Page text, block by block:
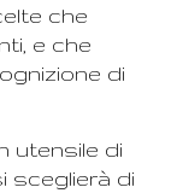
che
e che
di
utensile di
sceglierà di